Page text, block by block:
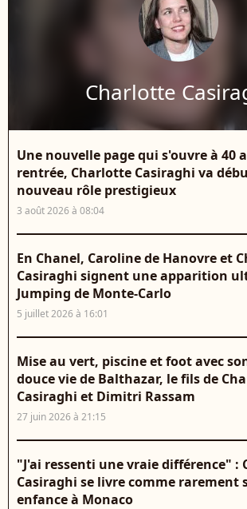
Charlotte
Une nouvelle page qui s'ouvre à 40
rentrée, Charlotte Casiraghi va
nouveau rôle prestigieux
3 août 2026 à 08:04
En Chanel, Caroline de Hanovre et
Casiraghi signent une apparition
Jumping de Monte-Carlo
5 juillet 2026 à 16:01
Mise au vert, piscine et foot avec
douce vie de Balthazar, le fils de
Casiraghi et Dimitri Rassam
27 juin 2026 à 21:15
"J'ai ressenti une vraie différence" :
Casiraghi se livre comme rarement
enfance à Monaco